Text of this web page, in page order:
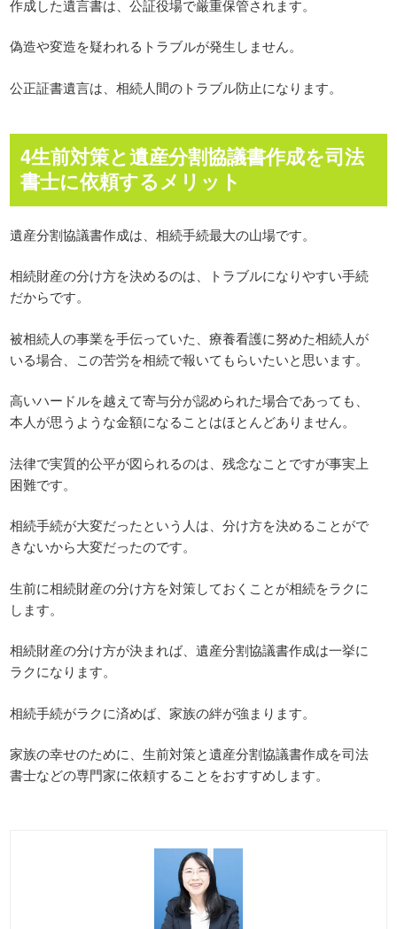
作成した遺言書は、公証役場で厳重保管されます。
偽造や変造を疑われるトラブルが発生しません。
公正証書遺言は、相続人間のトラブル防止になります。
4生前対策と遺産分割協議書作成を司法
書士に依頼するメリット
遺産分割協議書作成は、相続手続最大の山場です。
相続財産の分け方を決めるのは、トラブルになりやすい手続
だからです。
被相続人の事業を手伝っていた、療養看護に努めた相続人が
いる場合、この苦労を相続で報いてもらいたいと思います。
高いハードルを越えて寄与分が認められた場合であっても、
本人が思うような金額になることはほとんどありません。
法律で実質的公平が図られるのは、残念なことですが事実上
困難です。
相続手続が大変だったという人は、分け方を決めることがで
きないから大変だったのです。
生前に相続財産の分け方を対策しておくことが相続をラクに
します。
相続財産の分け方が決まれば、遺産分割協議書作成は一挙に
ラクになります。
相続手続がラクに済めば、家族の絆が強まります。
家族の幸せのために、生前対策と遺産分割協議書作成を司法
書士などの専門家に依頼することをおすすめします。